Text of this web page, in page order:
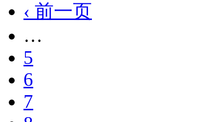
‹ 前一页
…
5
6
7